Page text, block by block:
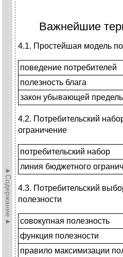
►Содержание►
Важнейшие
4.1. Простейшая модель
поведение потребителей
полезность блага
закон убывающей
4.2. Потребительский
ограничение
потребительский набор
линия бюджетного
4.3. Потребительский
полезности
совокупная полезность
функция полезности
правило максимизации